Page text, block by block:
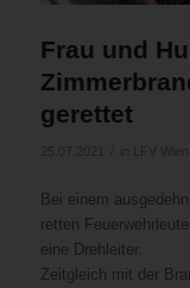
Frau und
gerettet
Bei einem
retten
eine Drehleiter.
Zeitgleich mit der